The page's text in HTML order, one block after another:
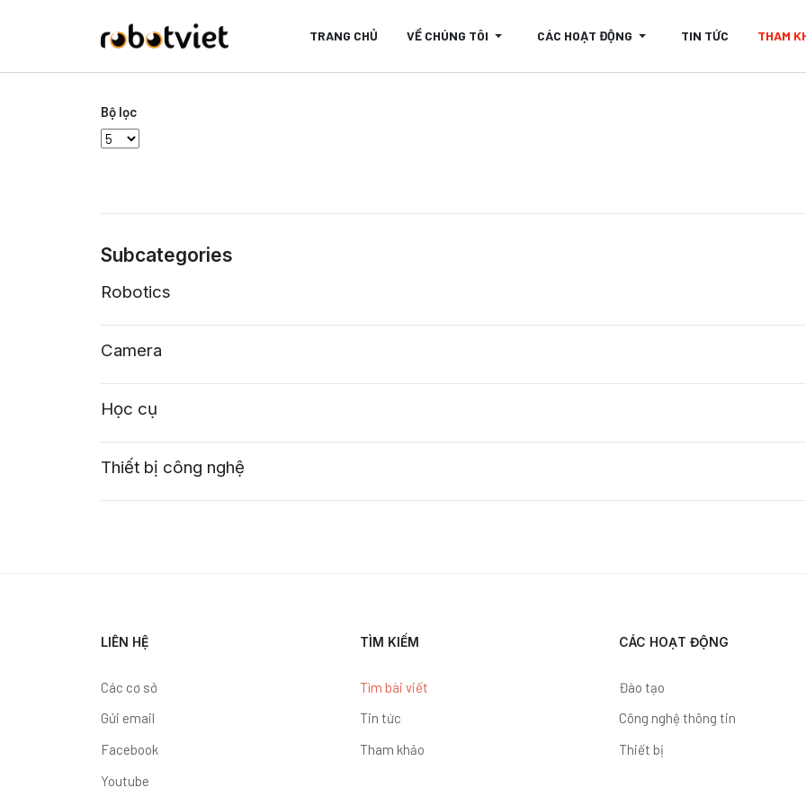
TRANG CHỦ VỀ CHÚNG TÔI CÁC HOẠT ĐỘNG TIN TỨC THAM
Bộ lọc
Display #
Subcategories
Robotics
Camera
Học cụ
Thiết bị công nghệ
LIÊN HỆ
Các cơ sở
Gửi email
Facebook
Youtube
TÌM KIẾM
Tìm bài viết
Tin tức
Tham khảo
CÁC HOẠT ĐỘNG
Đào tạo
Công nghệ thông tin
Thiết bị